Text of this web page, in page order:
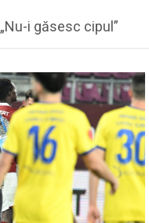
i găsesc cipul”